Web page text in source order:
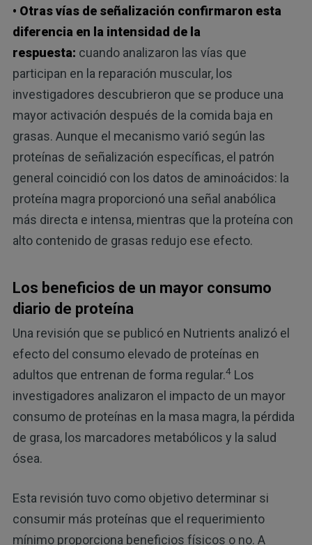
• Otras vías de señalización confirmaron esta
diferencia en la intensidad de la
respuesta: cuando analizaron las vías que
participan en la reparación muscular, los
investigadores descubrieron que se produce una
mayor activación después de la comida baja en
grasas. Aunque el mecanismo varió según las
proteínas de señalización específicas, el patrón
general coincidió con los datos de aminoácidos: la
proteína magra proporcionó una señal anabólica
más directa e intensa, mientras que la proteína con
alto contenido de grasas redujo ese efecto.
Los beneficios de un mayor consumo
diario de proteína
Una revisión que se publicó en Nutrients analizó el
efecto del consumo elevado de proteínas en
adultos que entrenan de forma regular.4Los
investigadores analizaron el impacto de un mayor
consumo de proteínas en la masa magra, la pérdida
de grasa, los marcadores metabólicos y la salud
ósea.
Esta revisión tuvo como objetivo determinar si
consumir más proteínas que el requerimiento
mínimo proporciona beneficios físicos o no. A